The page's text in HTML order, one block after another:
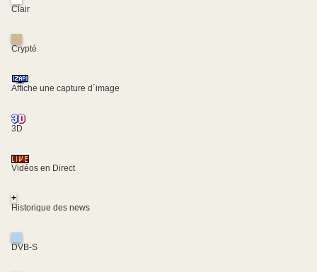
Clair
Crypté
Affiche une capture d´image
3D
Vidéos en Direct
+
Historique des news
DVB-S